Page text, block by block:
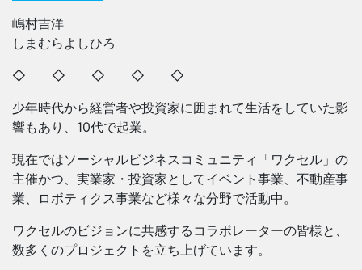
嶋村吉洋
しまむらよしひろ
◇ ◇ ◇ ◇ ◇
少年時代から経営者や投資家に囲まれて生活をしていた影
響もあり、10代で起業。
現在ではソーシャルビジネスコミュニティ「ワクセル」の
主催かつ、実業家・投資家としてイベント事業、不動産事
業、ロボティクス事業など様々な分野で活動中。
ワクセルのビジョンに共感するコラボレーターの皆様と、
数多くのプロジェクトを立ち上げています。